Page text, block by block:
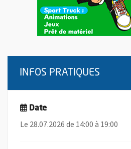
INFOS PRATIQUES
Date
Le 28.07.2026 de 14:00 à 19:00